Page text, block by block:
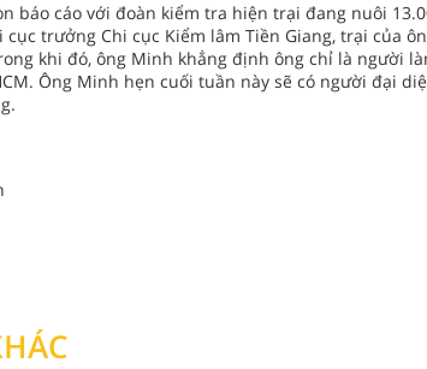
báo cáo với đoàn kiểm tra hiện trại đang nuôi
cục trưởng Chi cục Kiểm lâm Tiền Giang, trại của
khi đó, ông Minh khẳng định ông chỉ là người
Ông Minh hẹn cuối tuần này sẽ có người đại